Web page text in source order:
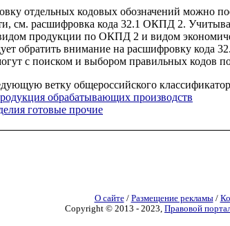
отдельных кодовых обозначений можно
см. расшифровка кода 32.1 ОКПД 2.
продукции по ОКПД 2 и видом
обратить внимание на расшифровку
с поиском и выбором правильных кодов
ветку общероссийского
обрабатывающих производств
готовые прочие
О сайте/ Размещение рекламы/
Copyright © 2013 - 2023, Правовой